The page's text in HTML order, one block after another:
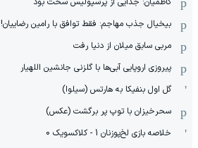
بیخیال جذب مهاجم: فقط توافق با رامین رضاییان!
مربی سابق میلان از دنیا رفت
پیروزی اروپایی آبی‌ها با گلزنی جانشین اللهیار
گل اول بنفیکا به هارتس (سیلوا)
سحرخیزان با توپ پر برگشت (عکس)
خلاصه بازی لخ‌پوزنان 1 - کلاکسویک 0